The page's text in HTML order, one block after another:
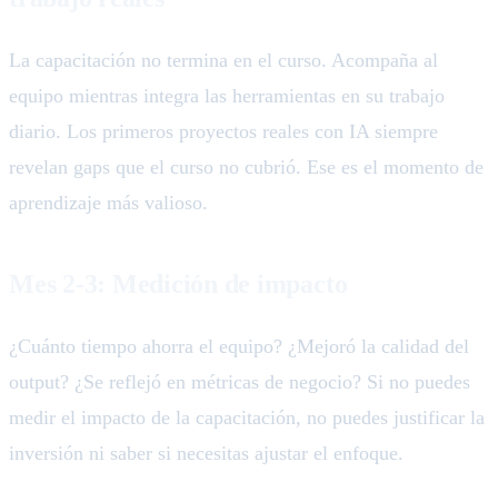
La capacitación no termina en el curso. Acompaña al
equipo mientras integra las herramientas en su trabajo
diario. Los primeros proyectos reales con IA siempre
revelan gaps que el curso no cubrió. Ese es el momento de
aprendizaje más valioso.
¿Cuánto tiempo ahorra el equipo? ¿Mejoró la calidad del
output? ¿Se reflejó en métricas de negocio? Si no puedes
medir el impacto de la capacitación, no puedes justificar la
inversión ni saber si necesitas ajustar el enfoque.